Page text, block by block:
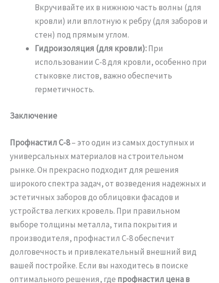
Вкручивайте их в нижнюю часть волны (для
кровли) или вплотную к ребру (для заборов и
стен) под прямым углом.
Гидроизоляция (для кровли):При
использовании С-8 для кровли, особенно при
стыковке листов, важно обеспечить
герметичность.
Заключение
Профнастил С-8– это один из самых доступных и
универсальных материалов на строительном
рынке. Он прекрасно подходит для решения
широкого спектра задач, от возведения надежных и
эстетичных заборов до облицовки фасадов и
устройства легких кровель. При правильном
выборе толщины металла, типа покрытия и
производителя, профнастил С-8 обеспечит
долговечность и привлекательный внешний вид
вашей постройке. Если вы находитесь в поиске
оптимального решения, где профнастил цена в